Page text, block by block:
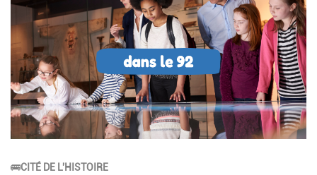
Description
🚌CITÉ DE L'HISTOIRE